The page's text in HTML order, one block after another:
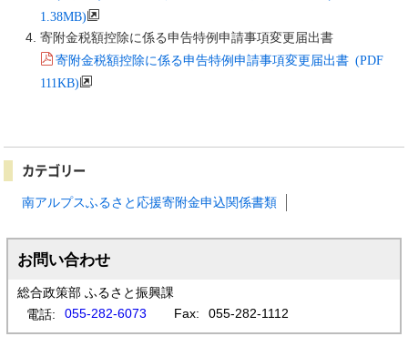
1.38MB)
寄附金税額控除に係る申告特例申請事項変更届出書
寄附金税額控除に係る申告特例申請事項変更届出書 (PDF
111KB)
カテゴリー
南アルプスふるさと応援寄附金申込関係書類
お問い合わせ
総合政策部 ふるさと振興課
電話:
055-282-6073 Fax: 055-282-1112